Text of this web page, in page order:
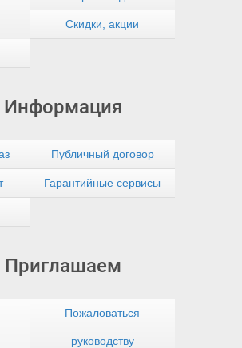
Скидки, акции
Информация
Публичный договор
Гарантийные сервисы
Приглашаем
Пожаловаться
руководству